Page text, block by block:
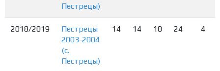
Пестрецы)
2018/2019
Пестрецы
2003-2004
(с.
Пестрецы)
14 14 10 24 4